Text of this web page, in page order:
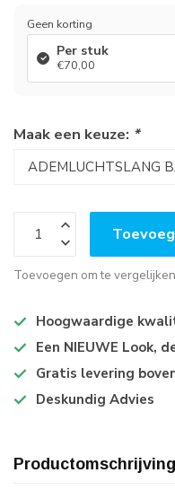
Geen korting
Per stuk
€70,00
Maak een keuze: *
Toevoegen om te vergelijken
Hoogwaardige
Een NIEUWE Look,
Gratis levering
Deskundig Advies
Productomschrijving